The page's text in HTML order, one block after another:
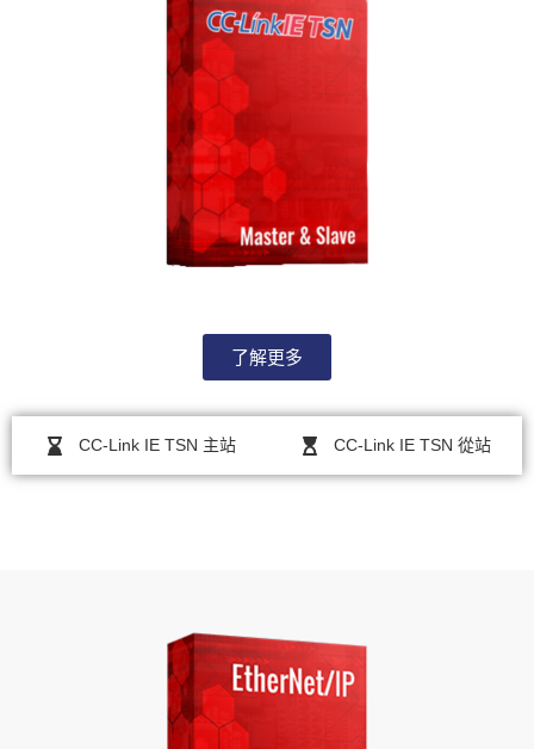
了解更多
CC-Link IE TSN 主站 CC-Link IE TSN 從站